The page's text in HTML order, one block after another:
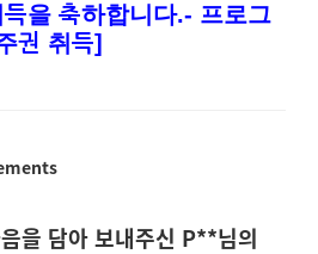
을 축하합니다.- 프로그
권 취득]
을 담아 보내주신 P**님의